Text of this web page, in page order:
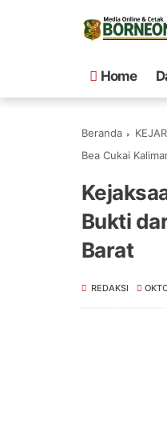
Home
Beranda
Bea Cukai
Bukti
Barat
REDAKSI